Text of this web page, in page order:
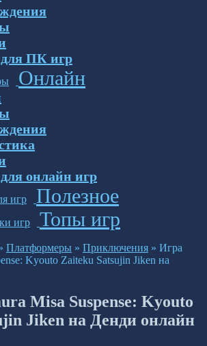
ПК игр
Онлайн
онлайн игр
Полезное
Топы игр
Платформеры » Приключения » Игра
Kyouto Zaiteku Satsujin Jiken на
Misa Suspense: Kyouto
Jiken на Денди онлайн